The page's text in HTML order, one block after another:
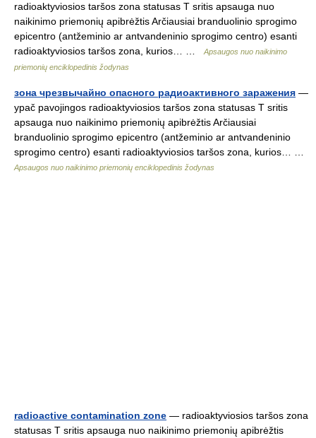
radioaktyviosios taršos zona statusas T sritis apsauga nuo
naikinimo priemonių apibrėžtis Arčiausiai branduolinio sprogimo
epicentro (antžeminio ar antvandeninio sprogimo centro) esanti
radioaktyviosios taršos zona, kurios… …
Apsaugos nuo naikinimo
priemonių enciklopedinis žodynas
зона чрезвычайно опасного радиоактивного заражения —
ypač pavojingos radioaktyviosios taršos zona statusas T sritis
apsauga nuo naikinimo priemonių apibrėžtis Arčiausiai
branduolinio sprogimo epicentro (antžeminio ar antvandeninio
sprogimo centro) esanti radioaktyviosios taršos zona, kurios… …
Apsaugos nuo naikinimo priemonių enciklopedinis žodynas
radioactive contamination zone — radioaktyviosios taršos zona
statusas T sritis apsauga nuo naikinimo priemonių apibrėžtis